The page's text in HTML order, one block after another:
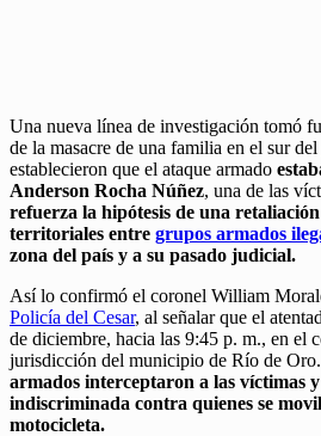
Una nueva línea de investigación tomó
de la masacre de una familia en el sur del
establecieron que el ataque armado
Anderson Rocha Núñez, una de las
refuerza la hipótesis de una
territoriales entre grupos armados
zona del país y a su pasado judicial.
Así lo confirmó el coronel William
Policía del Cesar, al señalar que el
de diciembre, hacia las 9:45 p. m., en el
jurisdicción del municipio de Río de
armados interceptaron a las víctimas
indiscriminada contra quienes se
motocicleta.